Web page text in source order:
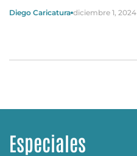
Diego Caricatura diciembre 1, 2024
Especiales